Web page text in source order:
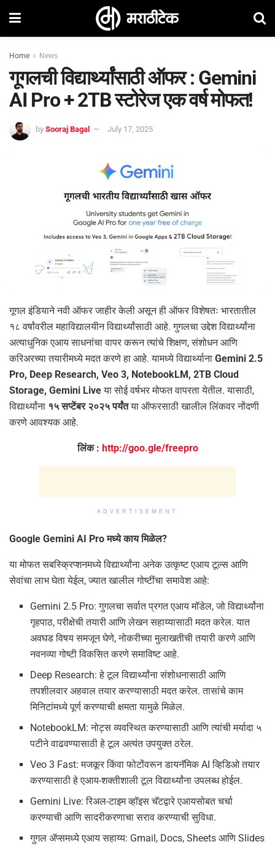
Home News
गूगलची विद्यार्थ्यांसाठी ऑफर : Gemini
AI Pro + 2TB स्टोरेज एक वर्ष मोफत!
by Sooraj Bagal July 17, 2025
गूगल इंडियाने नवी ऑफर जाहीर केली असून ही ऑफर विशेषतः भारतातील
१८ वर्षांवरील महाविद्यालयीन विद्यार्थ्यांसाठी आहे. गुगलचा उद्देश विद्यार्थ्यांना
अत्याधुनिक एआय साधनांचा वापर करून त्यांचे शिक्षण, संशोधन आणि
करिअरच्या तयारीमध्ये मदत करणे हा आहे. यामध्ये विद्यार्थ्याना Gemini 2.5
Pro, Deep Research, Veo 3, NotebookLM, 2TB Cloud
Storage, Gemini Liveया सोई वर्षभर मोफत वापरता येतील. यासाठी,
विद्यार्थ्यांना १५ सप्टेंबर २०२५ पर्यंतया ऑफरसाठी खालील लिंकवर नोंदणी
करणे आवश्यक आहे.
लिंक : http://goo.gle/freepro
ADVERTISEMENT
Google Gemini AI Pro मध्ये काय मिळेल?
या मोफत सबस्क्रिप्शनमध्ये विद्यार्थ्यांना अनेक उत्कृष्ट एआय टूल्स आणि
सेवांचा लाभ घेता येईल, ज्यात खालील गोष्टींचा समावेश आहे:
Gemini 2.5 Pro: गुगलचा सर्वात प्रगत एआय मॉडेल, जो विद्यार्थ्यांना
गृहपाठ, परीक्षेची तयारी आणि लेखन सहाय्यासाठी मदत करेल. यात
अवघड विषय समजून घेणे, नोकरीच्या मुलाखतीची तयारी करणे आणि
नवनव्या गोष्टी विकसित करणे समाविष्ट आहे.
Deep Research: हे टूल विद्यार्थ्यांना संशोधनासाठी आणि
तपशीलवार अहवाल तयार करण्यासाठी मदत करेल. तासांचे काम
मिनिटांमध्ये पूर्ण करण्याची क्षमता यामुळे मिळेल.
NotebookLM: नोट्स व्यवस्थित करण्यासाठी आणि त्यांची मर्यादा ५
पटीने वाढवण्यासाठी हे टूल अत्यंत उपयुक्त ठरेल.
Veo 3 Fast: मजकूर किंवा फोटोंवरून डायनॅमिक AI व्हिडिओ तयार
करण्यासाठी हे एआय-शक्तीशाली टूल विद्यार्थ्यांना उपलब्ध होईल.
Gemini Live: रिअल-टाइम व्हॉइस चॅटद्वारे एआयसोबत चर्चा
करण्याची आणि सादरीकरणाचा सराव करण्याची सुविधा.
गुगल ॲप्समध्ये एआय सहाय्य: Gmail, Docs, Sheets आणि Slides